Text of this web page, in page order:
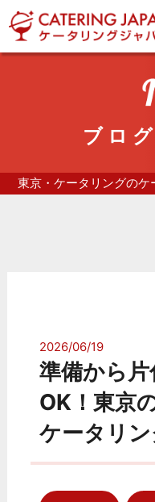
ブロ
東京・ケータリングのケ
2026/06/19
準備から
OK！東京
ケータリ